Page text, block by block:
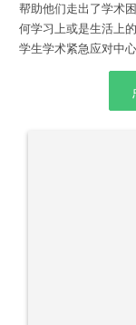
帮助他们走出了学术
何学习上或是生活上
学生学术紧急应对中